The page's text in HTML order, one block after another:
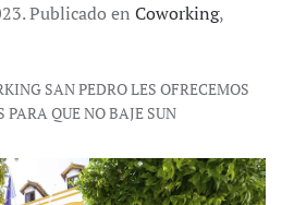
Publicado en Coworking,
SAN PEDRO LES OFRECEMOS
QUE NO BAJE SUN